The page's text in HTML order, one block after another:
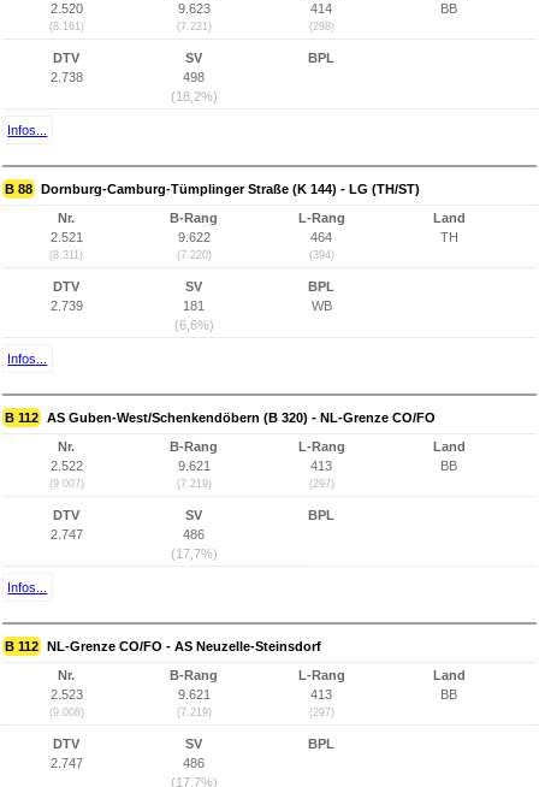
2.520
(8.161)
9.623
(7.221)
414
(298)
BB
DTV
2.738
SV
498
(18,2%)
BPL
Infos...
B 88 Dornburg-Camburg-Tümplinger Straße (K 144) - LG (TH/ST)
Nr.
2.521
(8.311)
B-Rang
9.622
(7.220)
L-Rang
464
(394)
Land
TH
DTV
2.739
SV
181
(6,6%)
BPL
WB
Infos...
B 112 AS Guben-West/Schenkendöbern (B 320) - NL-Grenze CO/FO
Nr.
2.522
(9.007)
B-Rang
9.621
(7.219)
L-Rang
413
(297)
Land
BB
DTV
2.747
SV
486
(17,7%)
BPL
Infos...
B 112 NL-Grenze CO/FO - AS Neuzelle-Steinsdorf
Nr.
2.523
(9.008)
B-Rang
9.621
(7.219)
L-Rang
413
(297)
Land
BB
DTV
2.747
SV
486
(17,7%)
BPL